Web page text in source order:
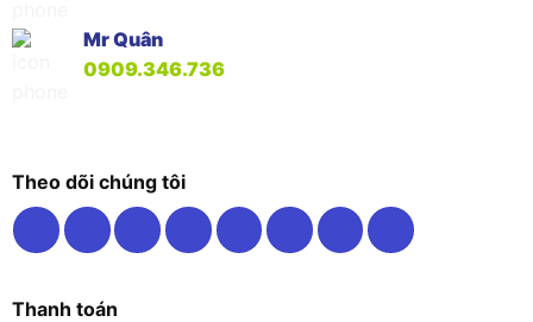
Mr Quân
0909.346.736
Theo dõi chúng tôi
Thanh toán